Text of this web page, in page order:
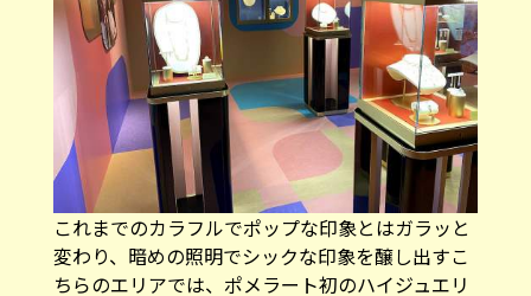
これまでのカラフルでポップな印象とはガラッと
変わり、暗めの照明でシックな印象を醸し出すこ
ちらのエリアでは、ポメラート初のハイジュエリ